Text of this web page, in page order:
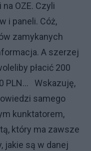
OZE. Czyli
i paneli. Cóż,
zamykanych
A szerzej
płacić 200
PLN... Wskazuję,
samego
kunktatorem,
który ma zawsze
jakie są w danej